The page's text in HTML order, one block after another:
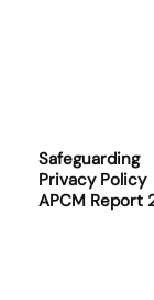
Safeguarding
Privacy Policy
APCM Report